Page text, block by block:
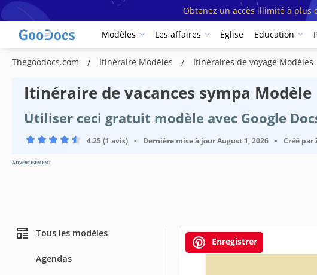
Obtenez un accès illimité à plus
Modèles Les affaires Église Education
Thegoodocs.com Itinéraire Modèles Itinéraires de voyage Modèles
Itinéraire de vacances sympa Modèle
Utiliser ceci gratuit modèle avec Google
4.25 (1 avis) • Dernière mise à jourAugust 1, 2026 • Créé par
ADVERTISEMENT
Tous les modèles
Agendas
Enregistrer